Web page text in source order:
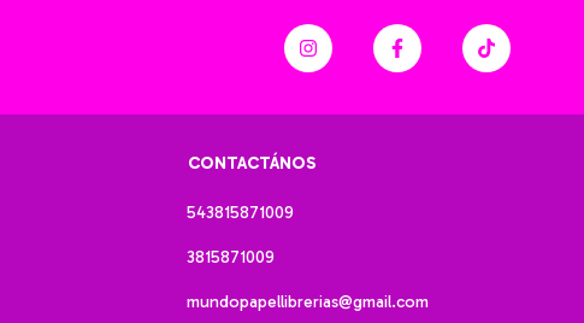
CONTACTÁNOS
543815871009
3815871009
mundopapellibrerias@gmail.com